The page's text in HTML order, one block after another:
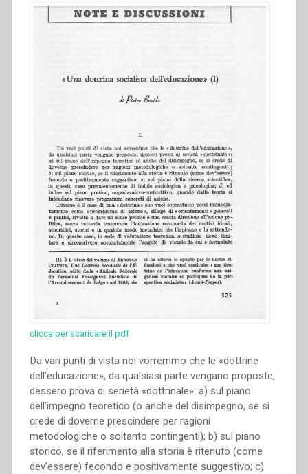
clicca per scaricare il pdf
Da vari punti di vista noi vorremmo che le «dottrine
dell’educazione», da qualsiasi parte vengano proposte,
dessero prova di serietà «dottrinale»: a) sul piano
dell’impegno teoretico (o anche del disimpegno, se si
crede di doverne prescindere per ragioni
metodologiche o soltanto contingenti); b) sul piano
storico, se il riferimento alla storia è ritenuto (come
dev’essere) fecondo e positivamente suggestivo; c)